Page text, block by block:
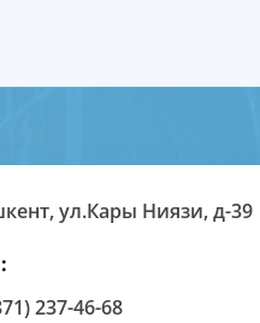
ул.Кары Ниязи, д-39
237-46-68